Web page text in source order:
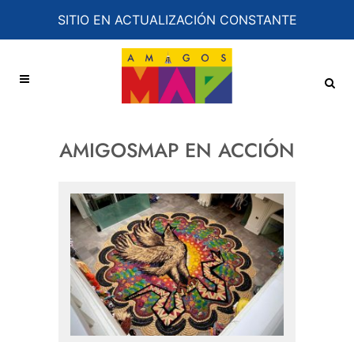
SITIO EN ACTUALIZACIÓN CONSTANTE
AMIGOSMAP EN ACCIÓN